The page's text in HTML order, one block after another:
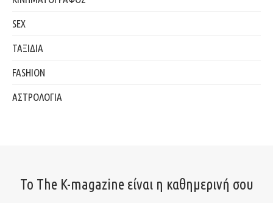
SEX
ΤΑΞΙΔΙΑ
FASHION
ΑΣΤΡΟΛΟΓΙΑ
Το The K-magazine είναι η καθημερινή σου